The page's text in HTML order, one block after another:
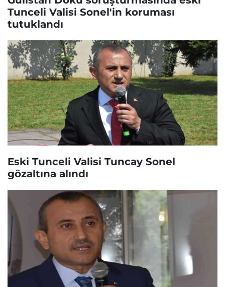
Tunceli Valisi Sonel'in koruması
tutuklandı
Eski Tunceli Valisi Tuncay Sonel
gözaltına alındı